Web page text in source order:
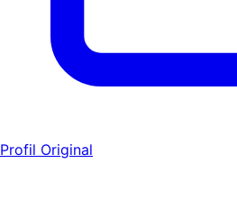
Profil Original